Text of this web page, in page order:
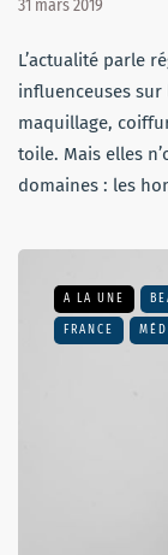
31 mars 2019
L’actualité parle
influenceuses sur
maquillage,
toile. Mais elles
domaines : les
A LA UNE
FRANCE